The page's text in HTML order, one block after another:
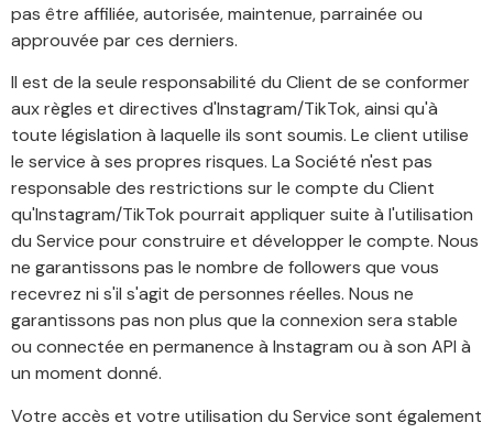
pas être affiliée, autorisée, maintenue, parrainée ou
approuvée par ces derniers.
Il est de la seule responsabilité du Client de se conformer
aux règles et directives d'Instagram/TikTok, ainsi qu'à
toute législation à laquelle ils sont soumis. Le client utilise
le service à ses propres risques. La Société n'est pas
responsable des restrictions sur le compte du Client
qu'Instagram/TikTok pourrait appliquer suite à l'utilisation
du Service pour construire et développer le compte. Nous
ne garantissons pas le nombre de followers que vous
recevrez ni s'il s'agit de personnes réelles. Nous ne
garantissons pas non plus que la connexion sera stable
ou connectée en permanence à Instagram ou à son API à
un moment donné.
Votre accès et votre utilisation du Service sont également